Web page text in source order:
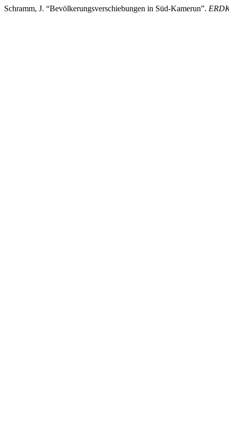
Schramm, J. “Bevölkerungsverschiebungen in Süd-Kamerun”.